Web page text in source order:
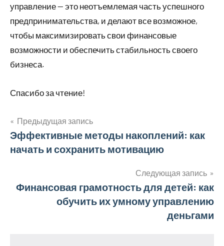
управление — это неотъемлемая часть успешного
предпринимательства, и делают все возможное,
чтобы максимизировать свои финансовые
возможности и обеспечить стабильность своего
бизнеса.
Спасибо за чтение!
Навигация
по
Предыдущая запись
Эффективные методы накоплений: как
начать и сохранить мотивацию
Следующая запись
Финансовая грамотность для детей: как
обучить их умному управлению
деньгами